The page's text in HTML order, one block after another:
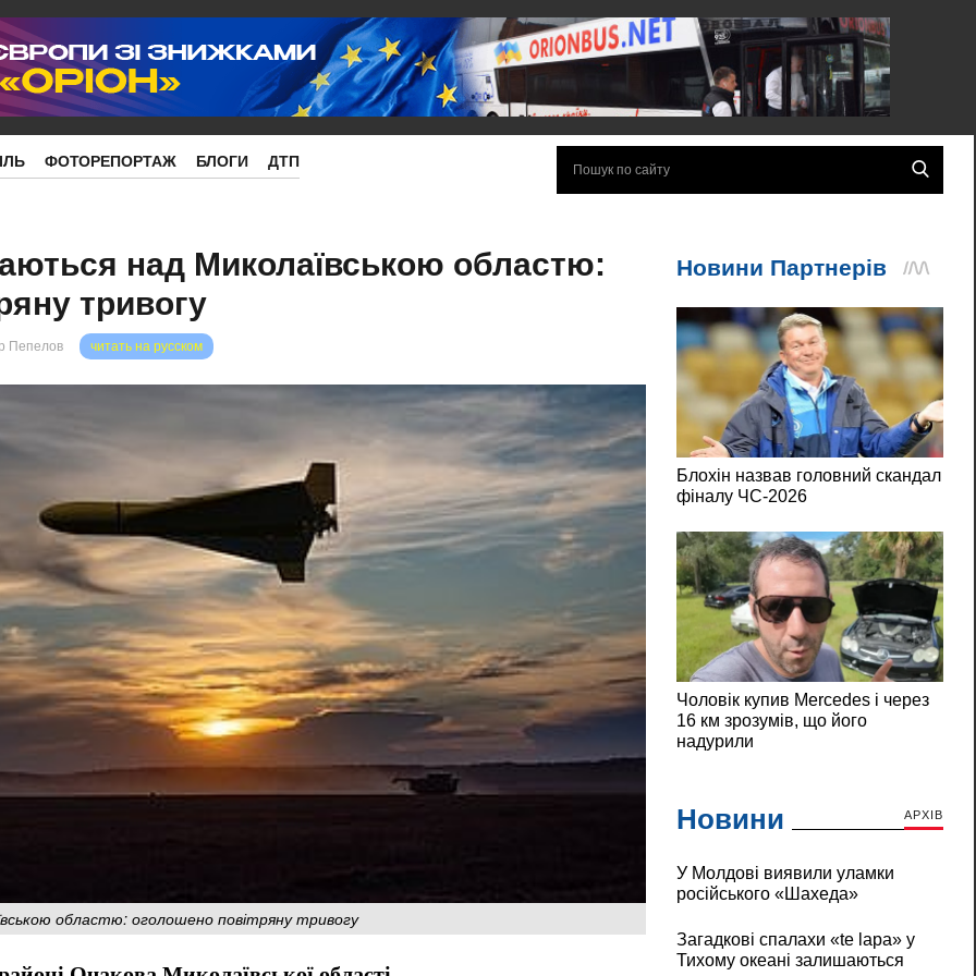
ФОТОРЕПОРТАЖ БЛОГИ ДТП
над Миколаївською областю:
тривогу
читать на русском
Пепелов
областю: оголошено повітряну тривогу
Новини АРХІВ
У Молдові виявили уламки
російського «Шахеда»
Загадкові спалахи «te lapa» у
Тихому океані залишаються